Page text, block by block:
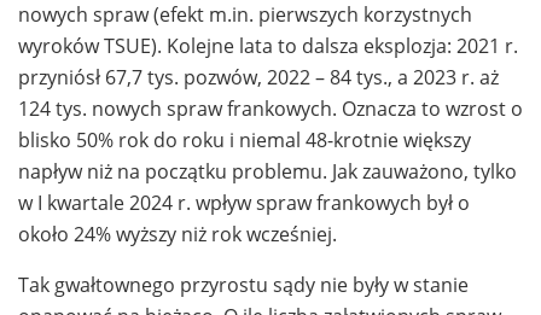
nowych spraw (efekt m.in. pierwszych korzystnych
wyroków TSUE). Kolejne lata to dalsza eksplozja: 2021 r.
przyniósł 67,7 tys. pozwów, 2022 – 84 tys., a 2023 r. aż
124 tys. nowych spraw frankowych. Oznacza to wzrost o
blisko 50% rok do roku i niemal 48-krotnie większy
napływ niż na początku problemu. Jak zauważono, tylko
w I kwartale 2024 r. wpływ spraw frankowych był o
około 24% wyższy niż rok wcześniej.
Tak gwałtownego przyrostu sądy nie były w stanie